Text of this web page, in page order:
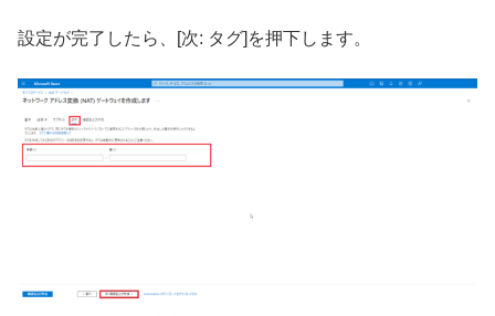
設定が完了したら、[次: タグ]を押下します。